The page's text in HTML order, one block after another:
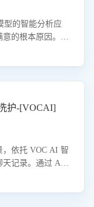
型的智能分析应
的根本原因。该
提供可落地的改
量。
护-[VOCAI]
，依托 VOC AI 智
天记录。通过 AI
，助力商家快速